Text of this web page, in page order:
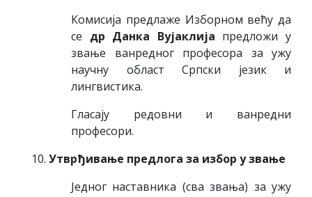
Комисија предлаже Изборном већу да
се др Данка Вујаклија предложи у
звање ванредног професора за ужу
научну област Српски језик и
лингвистика.
Гласају редовни и ванредни
професори.
Утврђивање предлога за избор у звање
Једног наставника (сва звања) за ужу